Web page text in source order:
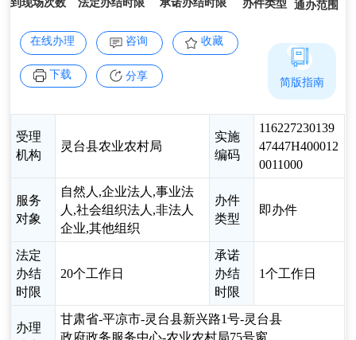
办件类型
通办范围
在线办理 咨询 收藏
下载 分享
受理
机构
灵台县农业农村局
实施
编码
116227230139
47447H400012
0011000
服务
对象
自然人,企业法人,事业法
人,社会组织法人,非法人
企业,其他组织
办件
类型
即办件
法定
办结
时限
20个工作日
承诺
办结
时限
1个工作日
办理
甘肃省-平凉市-灵台县新兴路1号-灵台县
简版指南